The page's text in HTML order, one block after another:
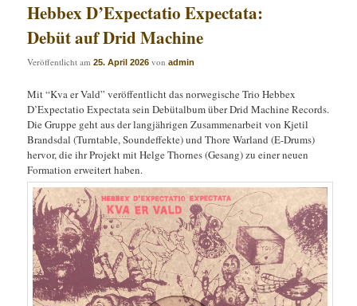
Hebbex D’Expectatio Expectata:
Debüt auf Drid Machine
Veröffentlicht am25. April 2026 vonadmin
Mit “Kva er Vald” veröffentlicht das norwegische Trio Hebbex
D’Expectatio Expectata sein Debütalbum über Drid Machine Records.
Die Gruppe geht aus der langjährigen Zusammenarbeit von Kjetil
Brandsdal (Turntable, Soundeffekte) und Thore Warland (E-Drums)
hervor, die ihr Projekt mit Helge Thornes (Gesang) zu einer neuen
Formation erweitert haben.